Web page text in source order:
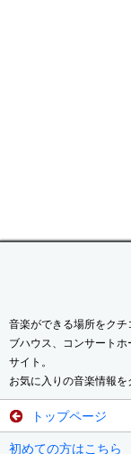
音楽ができる場所をク
ブハウス、コンサート
サイト。
お気に入りの音楽情報を
トップページ
初めての方はこちら